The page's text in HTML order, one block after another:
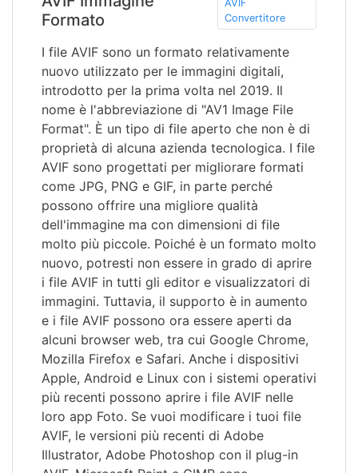
Formato
AVIF
Convertitore
I file AVIF sono un formato relativamente
nuovo utilizzato per le immagini digitali,
introdotto per la prima volta nel 2019. Il
nome è l'abbreviazione di "AV1 Image File
Format". È un tipo di file aperto che non è di
proprietà di alcuna azienda tecnologica. I file
AVIF sono progettati per migliorare formati
come JPG, PNG e GIF, in parte perché
possono offrire una migliore qualità
dell'immagine ma con dimensioni di file
molto più piccole. Poiché è un formato molto
nuovo, potresti non essere in grado di aprire
i file AVIF in tutti gli editor e visualizzatori di
immagini. Tuttavia, il supporto è in aumento
e i file AVIF possono ora essere aperti da
alcuni browser web, tra cui Google Chrome,
Mozilla Firefox e Safari. Anche i dispositivi
Apple, Android e Linux con i sistemi operativi
più recenti possono aprire i file AVIF nelle
loro app Foto. Se vuoi modificare i tuoi file
AVIF, le versioni più recenti di Adobe
Illustrator, Adobe Photoshop con il plug-in